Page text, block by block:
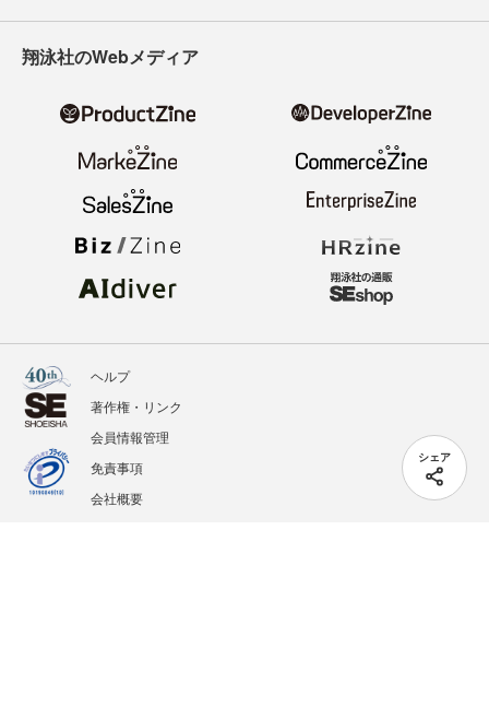
シェア
翔泳社のWebメディア
ヘルプ
著作権・リンク
会員情報管理
免責事項
会社概要